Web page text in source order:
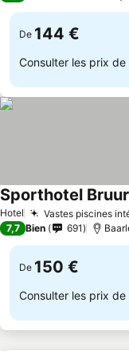
De 144 €
Consulter les prix de
Hotel Vastes piscines
Sporthotel
7,7 Bien 691
De 150 €
Consulter les prix de